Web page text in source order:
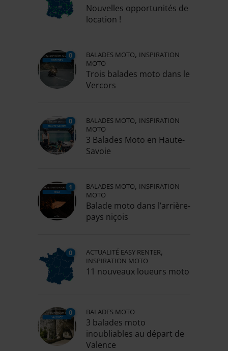
Nouvelles opportunités de
location !
0 BALADES MOTO, INSPIRATION
MOTO
Trois balades moto dans le
Vercors
0 BALADES MOTO, INSPIRATION
MOTO
3 Balades Moto en Haute-
Savoie
1 BALADES MOTO, INSPIRATION
MOTO
Balade moto dans l’arrière-
pays niçois
0 ACTUALITÉ EASY RENTER,
INSPIRATION MOTO
11 nouveaux loueurs moto
0 BALADES MOTO
3 balades moto
inoubliables au départ de
Valence